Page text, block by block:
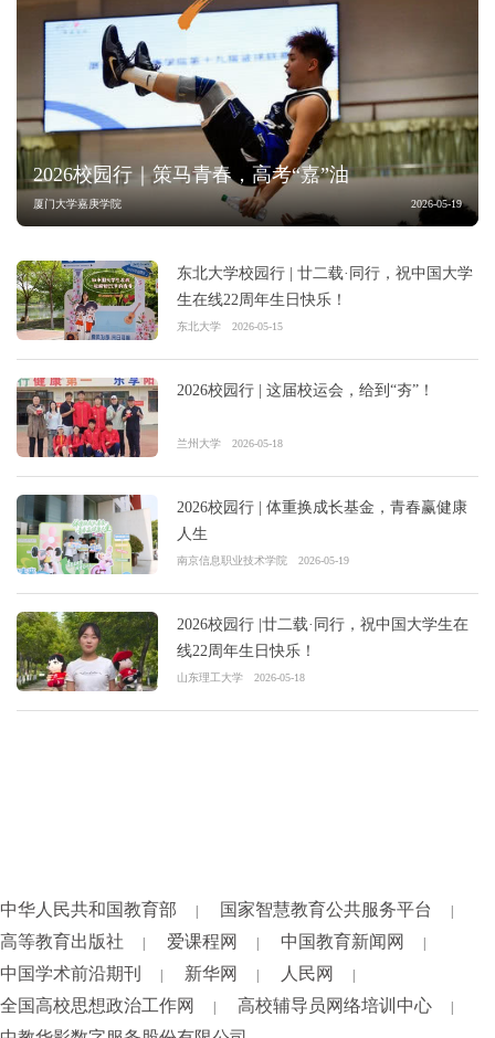
2026校园行｜策马青春，高考“嘉”油
厦门大学嘉庚学院 2026-05-19
东北大学校园行 | 廿二载·同行，祝中国大学
生在线22周年生日快乐！
东北大学 2026-05-15
2026校园行 | 这届校运会，给到“夯”！
兰州大学 2026-05-18
2026校园行 | 体重换成长基金，青春赢健康
人生
南京信息职业技术学院 2026-05-19
2026校园行 |廿二载·同行，祝中国大学生在
线22周年生日快乐！
山东理工大学 2026-05-18
中华人民共和国教育部 国家智慧教育公共服务平台
高等教育出版社 爱课程网 中国教育新闻网
中国学术前沿期刊 新华网 人民网
全国高校思想政治工作网 高校辅导员网络培训中心